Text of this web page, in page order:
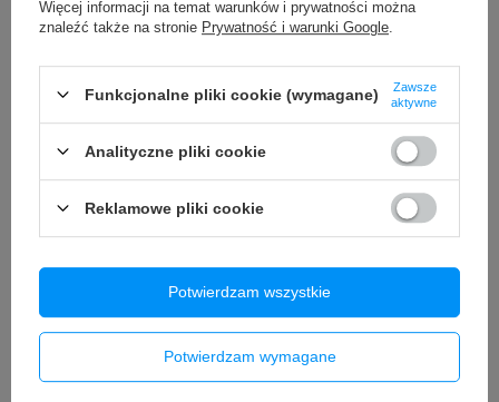
/ szt. / szt.
Bateria do Apple iPhone 12
REPART 3250mAh większa
pojemność
Bateria Akumulator do Xiaomi Mi 9
SE BM3M - 3070mAh 3.85V Li-ion +
Klej
39,90 zł
Więcej informacji na temat warunków i prywatności można
znaleźć także na stronie Prywatność i warunki Google
Funkcjonalne pliki cookie (wymagane)
Zawsze
aktywne
Analityczne pliki cookie
Reklamowe pliki cookie
Potwierdzam wymagane
Potwierdzam wszystkie